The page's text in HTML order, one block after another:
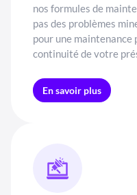
nos formules de
pas des problèmes
pour une
continuité de votre
En savoir plus